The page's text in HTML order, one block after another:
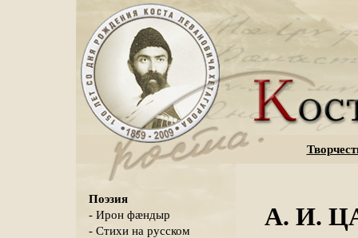
Поэзия
- Ирон фæндыр
- Стихи на русском
А. И.